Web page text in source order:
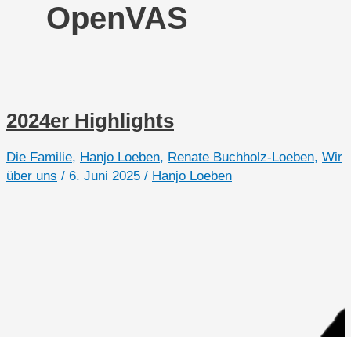
OpenVAS
2024er Highlights
Die Familie, Hanjo Loeben, Renate Buchholz-Loeben, Wir
über uns / 6. Juni 2025 / Hanjo Loeben